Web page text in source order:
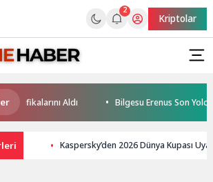
2
Kriptolar
Aldı Bilgesu Erenus Son
Kaspersky’den 2026 Dünya Kupası